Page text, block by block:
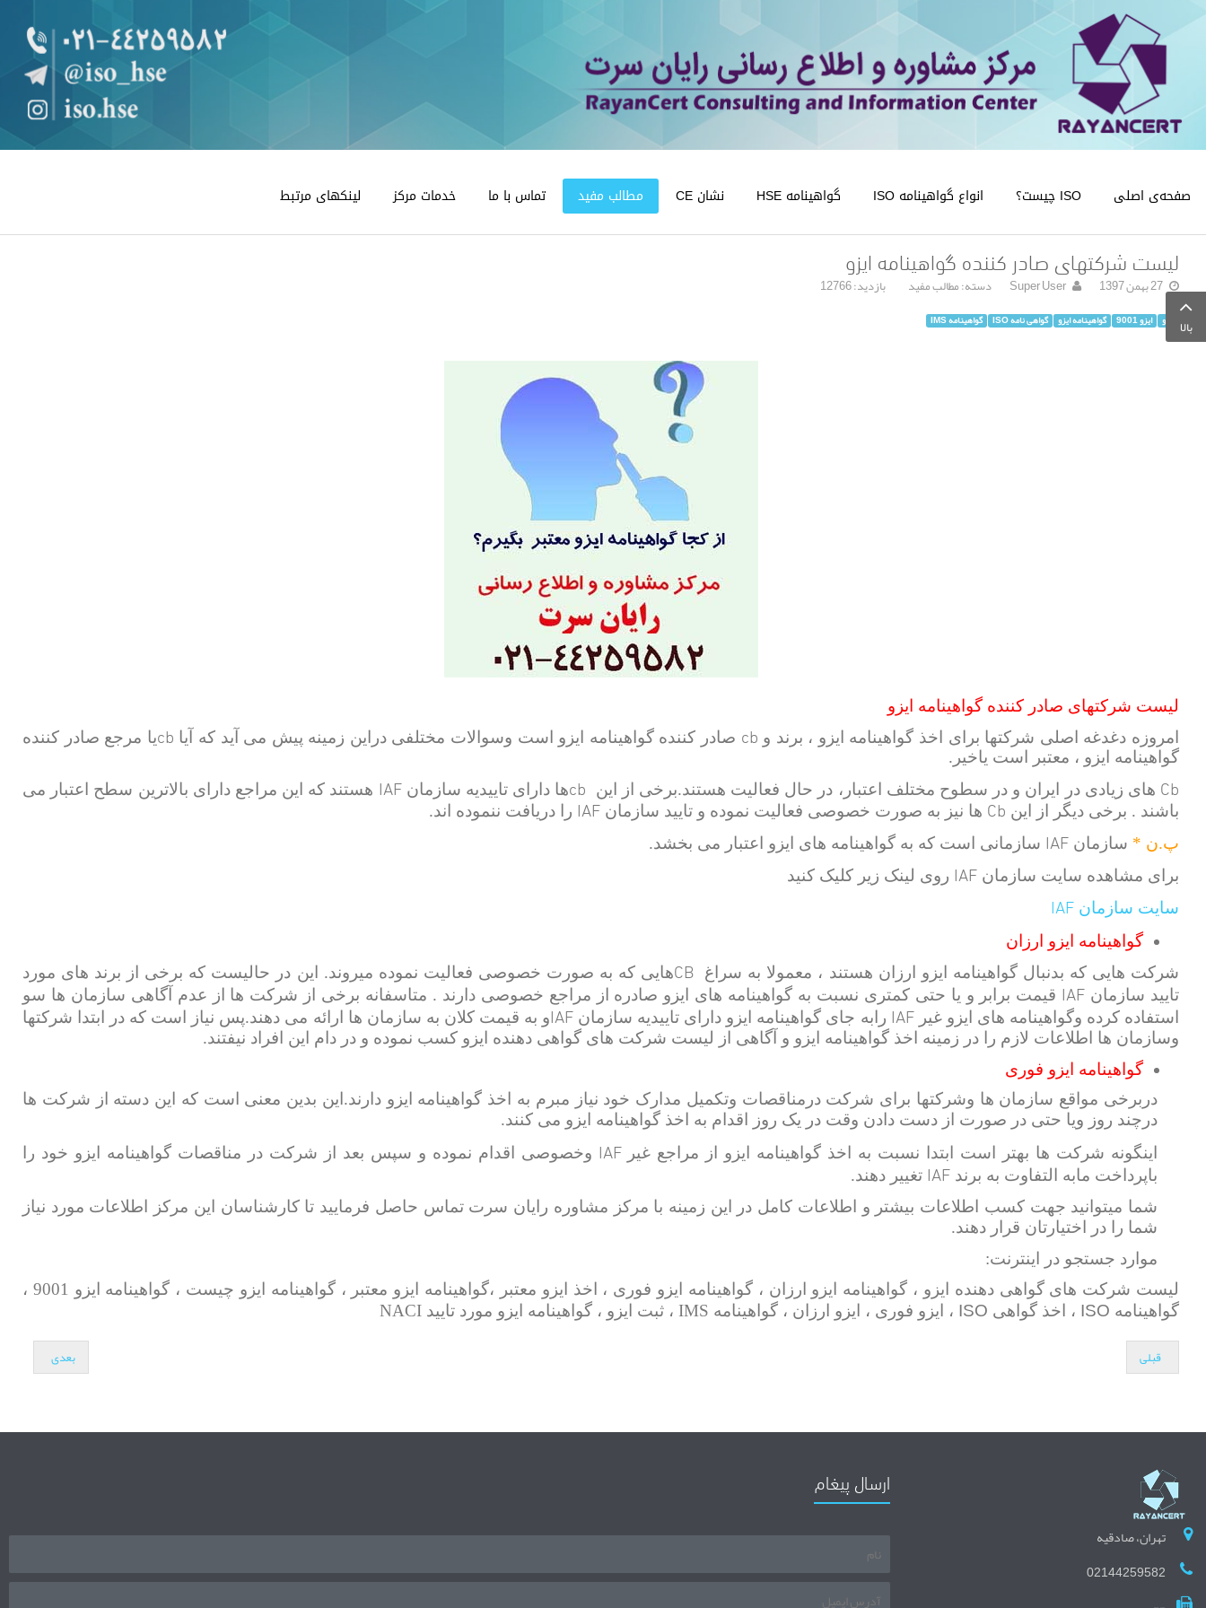
صفحه‌ی اصلی ISO چیست؟ انواع گواهینامه ISO گواهینامه HSE نشان CE مطالب مفید تماس با ما خدمات مرکز لینکهای مرتبط
لیست شرکتهای صادر کننده گواهینامه ایزو
27 بهمن 1397 Super User دسته:مطالب مفید بازدید: 12766
ایزو ایزو 9001 گواهینامه ایزو گواهی نامه ISO گواهینامه IMS
لیست شرکتهای صادر کننده گواهینامه ایزو
امروزه دغدغه اصلی شرکتها برای اخذ گواهینامه ایزو ، برند و cb صادر کننده گواهینامه ایزو است وسوالات مختلفی دراین زمینه پیش می آید که آیا cbیا مرجع صادر کننده
گواهینامه ایزو ، معتبر است یاخیر.
Cb های زیادی در ایران و در سطوح مختلف اعتبار، در حال فعالیت هستند.برخی از این cbها دارای تاییدیه سازمانIAF هستند که این مراجع دارای بالاترین سطح اعتبار می
باشند . برخی دیگر از این Cb ها نیز به صورت خصوصی فعالیت نموده و تایید سازمان IAF را دریافت ننموده اند.
پ.ن * سازمان IAF سازمانی است که به گواهینامه های ایزو اعتبار می بخشد.
برای مشاهده سایت سازمان IAF روی لینک زیر کلیک کنید
سایت سازمان IAF
گواهینامه ایزو ارزان
شرکت هایی که بدنبال گواهینامه ایزو ارزان هستند ، معمولا به سراغ
CBهایی که به صورت خصوصی فعالیت نموده میروند. این در حالیست که برخی از برند های مورد
تایید سازمان IAF قیمت برابر و یا حتی کمتری نسبت به گواهینامه های ایزو صادره از مراجع خصوصی دارند . متاسفانه برخی از شرکت ها از عدم آگاهی سازمان ها سو
استفاده کرده وگواهینامه های ایزو غیرIAF رابه جای گواهینامه ایزو دارای تاییدیه سازمان IAFو به قیمت کلان به سازمان ها ارائه می دهند.پس نیاز است که در ابتدا شرکتها
وسازمان ها اطلاعات لازم را در زمینه اخذ گواهینامه ایزو و آگاهی از لیست شرکت های گواهی دهنده ایزو کسب نموده و در دام این افراد نیفتند.
گواهینامه ایزو فوری
دربرخی مواقع سازمان ها وشرکتها برای شرکت درمناقصات وتکمیل مدارک خود نیاز مبرم به اخذ گواهینامه ایزو دارند.این بدین معنی است که این دسته از شرکت ها
درچند روز ویا حتی در صورت از دست دادن وقت در یک روز اقدام به اخذ گواهینامه ایزو می کنند.
اینگونه شرکت ها بهتر است ابتدا نسبت به اخذ گواهینامه ایزو از مراجع غیرIAF وخصوصی اقدام نموده و سپس بعد از شرکت در مناقصات گواهینامه ایزو خود را
باپرداخت مابه التفاوت به برند IAF تغییر دهند.
شما میتوانید جهت کسب اطلاعات بیشتر و اطلاعات کامل در این زمینه با مرکز مشاوره رایان سرت تماس حاصل فرمایید تا کارشناسان این مرکز اطلاعات مورد نیاز
شما را در اختیارتان قرار دهند.
موارد جستجو در اینترنت:
لیست شرکت های گواهی دهنده ایزو ، گواهینامه ایزو ارزان ، گواهینامه ایزو فوری ، اخذ ایزو معتبر ،گواهینامه ایزو معتبر ، گواهینامه ایزو چیست ، گواهینامه ایزو 9001 ،
گواهینامه ISO ، اخذ گواهی ISO ، ایزو فوری ، ایزو ارزان ، گواهینامه IMS ، ثبت ایزو ، گواهینامه ایزو مورد تایید NACI
قبلی بعدی
تهران، صادقیه
02144259582
ارسال پیغام
بالا